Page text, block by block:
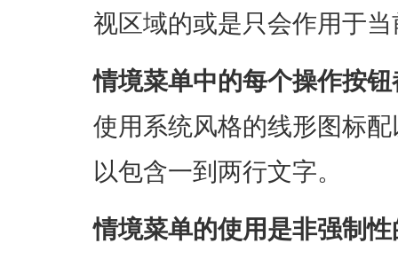
视区域的或是只会作用于
情境菜单中的每个操作按
使用系统风格的线形图标
以包含一到两行文字。
情境菜单的使用是非强制性